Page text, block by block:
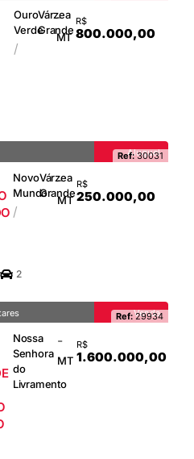
Ouro
Verde
/
Várzea
Grande
-
MT
R$
800.000,00
Aluguel
Ref:30031
Novo
Mundo
/
Várzea
Grande
-
MT
R$
250.000,00
2
Venda
Ref:29934
Nossa
Senhora
do
Livramento
-
MT
R$
1.600.000,00